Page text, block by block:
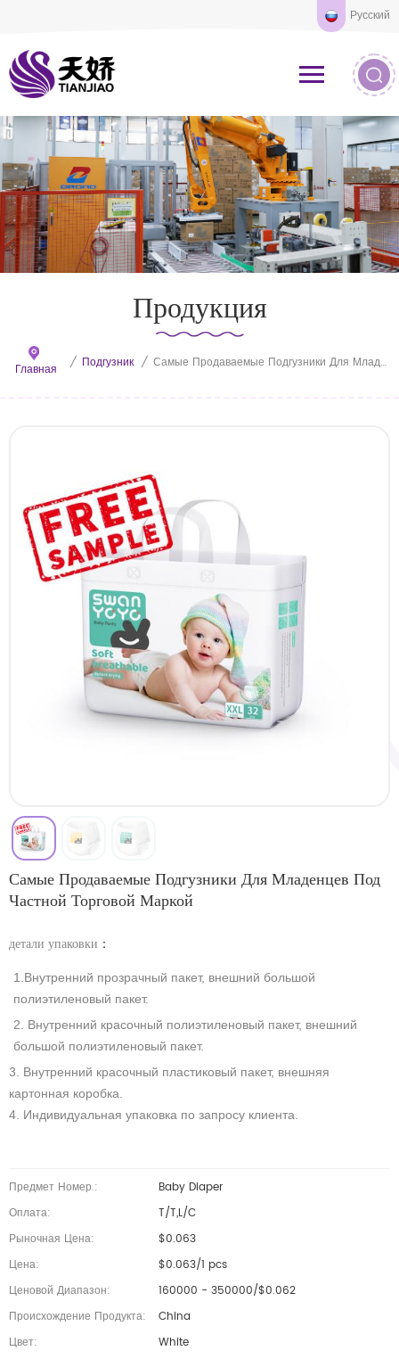
Русский
Продукция
Главная / Подгузник / Самые Продаваемые Подгузники Для Младенцев Под Частной Торговой Маркой
Самые Продаваемые Подгузники Для Младенцев Под
Частной Торговой Маркой
детали упаковки ：
1.Внутренний прозрачный пакет, внешний большой
полиэтиленовый пакет.
2. Внутренний красочный полиэтиленовый пакет, внешний
большой полиэтиленовый пакет.
3. Внутренний красочный пластиковый пакет, внешняя
картонная коробка.
4. Индивидуальная упаковка по запросу клиента.
Предмет Номер.:
Baby Diaper
Оплата:
T/T,L/C
Рыночная Цена:
$0.063
Цена:
$0.063/1 pcs
Ценовой Диапазон:
160000 - 350000/$0.062
Происхождение Продукта:
China
Цвет:
White